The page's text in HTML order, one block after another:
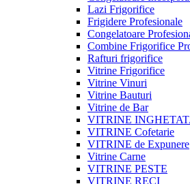
Lazi Frigorifice
Frigidere Profesionale
Congelatoare
Combine Frigorifice
Rafturi frigorifice
Vitrine Frigorifice
Vitrine Vinuri
Vitrine Bauturi
Vitrine de Bar
VITRINE
VITRINE Cofetarie
VITRINE de Expunere
Vitrine Carne
VITRINE PESTE
VITRINE RECI